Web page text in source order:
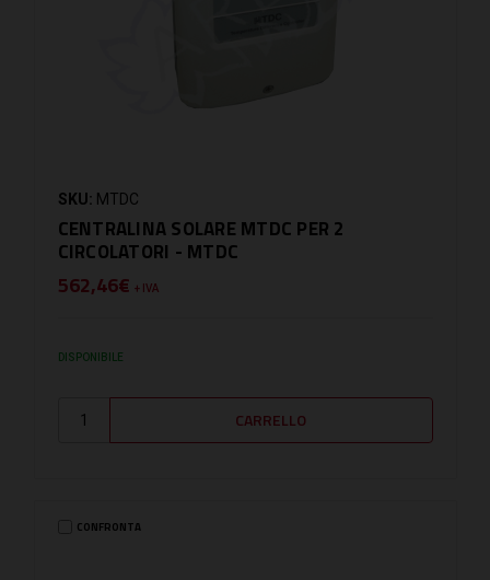
SKU: MTDC
CENTRALINA SOLARE MTDC PER 2
CIRCOLATORI - MTDC
562,46€ + IVA
DISPONIBILE
CONFRONTA